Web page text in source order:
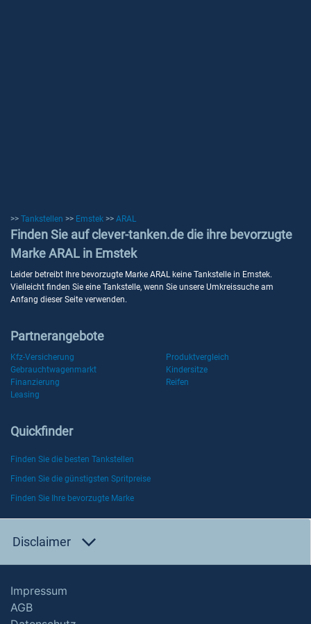
>> Tankstellen >> Emstek >> ARAL
Finden Sie auf clever-tanken.de die ihre bevorzugte
Marke ARAL in Emstek
Leider betreibt Ihre bevorzugte Marke ARAL keine Tankstelle in Emstek.
Vielleicht finden Sie eine Tankstelle, wenn Sie unsere Umkreissuche am
Anfang dieser Seite verwenden.
Partnerangebote
Kfz-Versicherung
Produktvergleich
Gebrauchtwagenmarkt
Kindersitze
Finanzierung
Reifen
Leasing
Quickfinder
Finden Sie die besten Tankstellen
Finden Sie die günstigsten Spritpreise
Finden Sie Ihre bevorzugte Marke
Disclaimer
Impressum
AGB